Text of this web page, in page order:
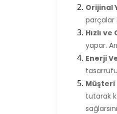
Orijinal
parçalar
Hızlı
yapar.
Enerji
tutarak